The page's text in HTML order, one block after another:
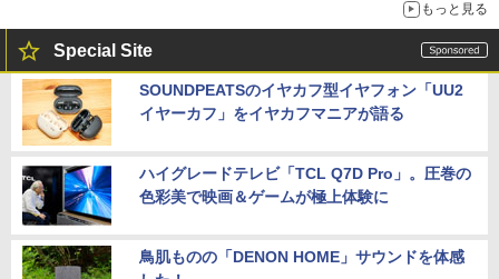
もっと見る
Special Site
SOUNDPEATSのイヤカフ型イヤフォン「UU2
イヤーカフ」をイヤカフマニアが語る
ハイグレードテレビ「TCL Q7D Pro」。圧巻の
色彩美で映画＆ゲームが極上体験に
鳥肌ものの「DENON HOME」サウンドを体感